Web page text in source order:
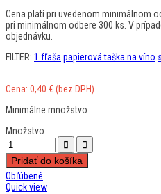
Cena platí pri uvedenom minimálnom
pri minimálnom odbere 300 ks. V
objednávku.
FILTER: 1 fľaša papierová taška na víno
Cena: 0,40 €(bez DPH)
Minimálne množstvo
Množstvo
Pridať do košíka
Obľúbené
Quick view